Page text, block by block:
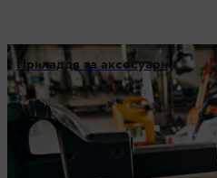
Приладдя та аксесуари